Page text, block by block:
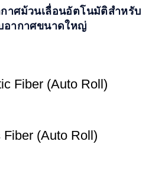
าศม้วนเลื่อนอัตโนมัติสำหรับ
อากาศขนาดใหญ่
Fiber (Auto Roll)
Fiber (Auto Roll)